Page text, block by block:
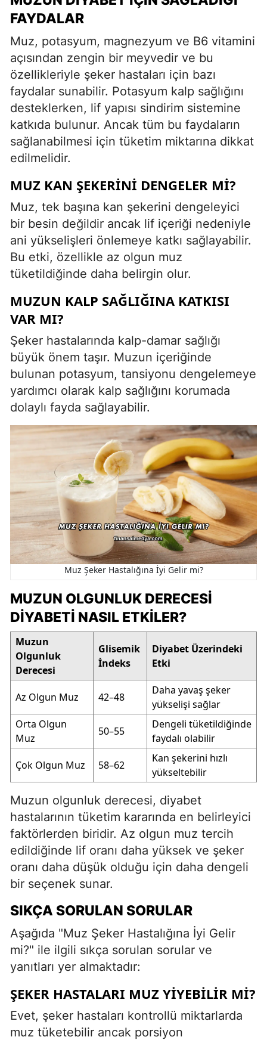
FAYDALAR
Muz, potasyum, magnezyum ve B6 vitamini
açısından zengin bir meyvedir ve bu
özellikleriyle şeker hastaları için bazı
faydalar sunabilir. Potasyum kalp sağlığını
desteklerken, lif yapısı sindirim sistemine
katkıda bulunur. Ancak tüm bu faydaların
sağlanabilmesi için tüketim miktarına dikkat
edilmelidir.
MUZ KAN ŞEKERINI DENGELER MI?
Muz, tek başına kan şekerini dengeleyici
bir besin değildir ancak lif içeriği nedeniyle
ani yükselişleri önlemeye katkı sağlayabilir.
Bu etki, özellikle az olgun muz
tüketildiğinde daha belirgin olur.
MUZUN KALP SAĞLIĞINA KATKISI
VAR MI?
Şeker hastalarında kalp-damar sağlığı
büyük önem taşır. Muzun içeriğinde
bulunan potasyum, tansiyonu dengelemeye
yardımcı olarak kalp sağlığını korumada
dolaylı fayda sağlayabilir.
Muz Şeker Hastalığına İyi Gelir mi?
MUZUN OLGUNLUK DERECESI
DIYABETI NASIL ETKILER?
Muzun
Olgunluk
Derecesi
Glisemik
İndeks
Diyabet Üzerindeki
Etki
Az Olgun Muz 42–48
Daha yavaş şeker
yükselişi sağlar
Orta Olgun
Muz
50–55
Dengeli tüketildiğinde
faydalı olabilir
Çok Olgun Muz 58–62
Kan şekerini hızlı
yükseltebilir
Muzun olgunluk derecesi, diyabet
hastalarının tüketim kararında en belirleyici
faktörlerden biridir. Az olgun muz tercih
edildiğinde lif oranı daha yüksek ve şeker
oranı daha düşük olduğu için daha dengeli
bir seçenek sunar.
SIKÇA SORULAN SORULAR
Aşağıda "Muz Şeker Hastalığına İyi Gelir
mi?" ile ilgili sıkça sorulan sorular ve
yanıtları yer almaktadır:
ŞEKER HASTALARI MUZ YIYEBILIR MI?
Evet, şeker hastaları kontrollü miktarlarda
muz tüketebilir ancak porsiyon